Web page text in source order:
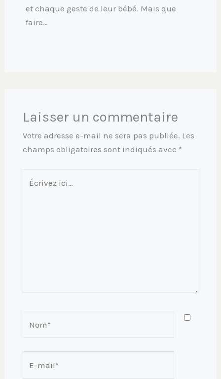
et chaque geste de leur bébé. Mais que
faire…
Laisser un commentaire
Votre adresse e-mail ne sera pas publiée. Les
champs obligatoires sont indiqués avec *
ici…